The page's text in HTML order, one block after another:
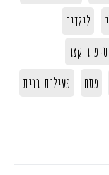
לילדים
סיפור קצר
פסח
פעילות בבית